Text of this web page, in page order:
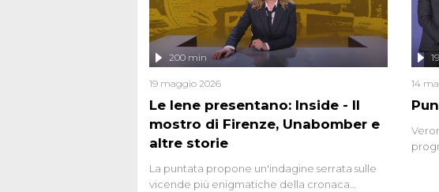
Le Iene presentano: Inside - Il
mostro di Firenze, Unabomber e
altre storie
200 min
19 maggio 2026
La puntata propone un'indagine serrata sulle
vicende più enigmatiche della cronaca
14